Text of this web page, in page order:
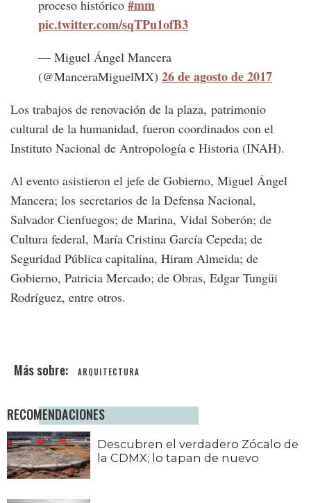
proceso histórico #mm
pic.twitter.com/sqTPu1ofB3
— Miguel Ángel Mancera
(@ManceraMiguelMX) 26 de agosto de 2017
Los trabajos de renovación de la plaza, patrimonio
cultural de la humanidad, fueron coordinados con el
Instituto Nacional de Antropología e Historia (INAH).
Al evento asistieron el jefe de Gobierno, Miguel Ángel
Mancera; los secretarios de la Defensa Nacional,
Salvador Cienfuegos; de Marina, Vidal Soberón; de
Cultura federal, María Cristina García Cepeda; de
Seguridad Pública capitalina, Hiram Almeida; de
Gobierno, Patricia Mercado; de Obras, Edgar Tungüi
Rodríguez, entre otros.
ARQUITECTURA
RECOMENDACIONES
Descubren el verdadero Zócalo de
la CDMX; lo tapan de nuevo